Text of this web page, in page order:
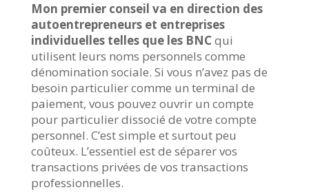
Mon premier conseil va en direction des
autoentrepreneurs et entreprises
individuelles telles que les BNCqui
utilisent leurs noms personnels comme
dénomination sociale. Si vous n’avez pas de
besoin particulier comme un terminal de
paiement, vous pouvez ouvrir un compte
pour particulier dissocié de votre compte
personnel. C’est simple et surtout peu
coûteux. L’essentiel est de séparer vos
transactions privées de vos transactions
professionnelles.